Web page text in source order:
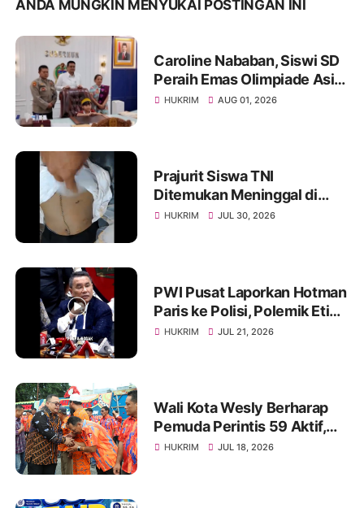
ANDA MUNGKIN MENYUKAI POSTINGAN INI
Caroline Nababan, Siswi SD
Peraih Emas Olimpiade Asia
Dihadiahi Rumah hingga
HUKRIM AUG 01, 2026
Prajurit Siswa TNI
Ditemukan Meninggal di
Rindam I/BB, Penyelidikan
HUKRIM JUL 30, 2026
PWI Pusat Laporkan Hotman
Paris ke Polisi, Polemik Etika
dan Kebebasan Pers
HUKRIM JUL 21, 2026
Wali Kota Wesly Berharap
Pemuda Perintis 59 Aktif,
Solid, dan Mampu Lahirkan
HUKRIM JUL 18, 2026